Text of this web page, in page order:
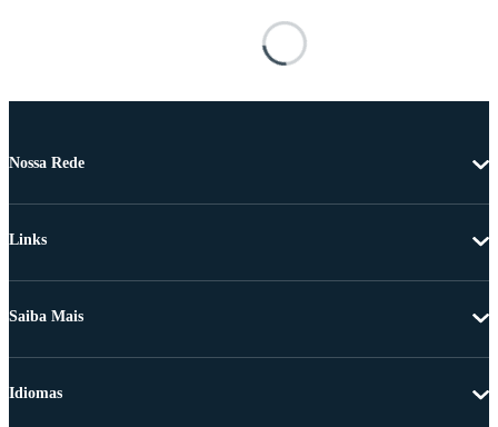
Nossa Rede
Links
Saiba Mais
Idiomas